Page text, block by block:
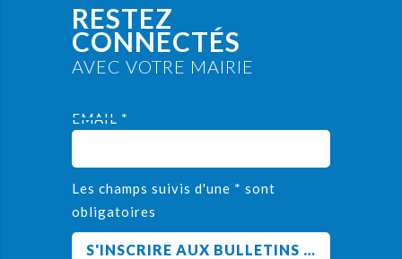
RESTEZ
CONNECTÉS
AVEC VOTRE MAIRIE
EMAIL *
Les champs suivis d'une * sont
obligatoires